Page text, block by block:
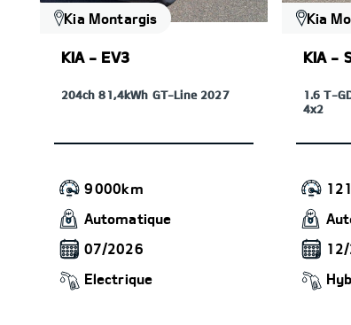
Kia Montargis
KIA - EV3
204ch 81,4kWh GT-Line 2027
9 000km
Automatique
07/2026
Electrique
Kia
KIA -
1.6 T-
4x2